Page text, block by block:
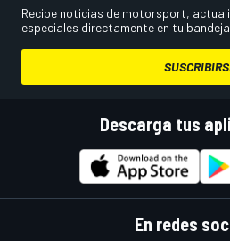
Recibe noticias de motorsport,
especiales directamente en tu
Descarga tus
En redes